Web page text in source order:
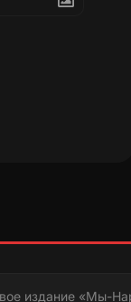
издание «Мы-